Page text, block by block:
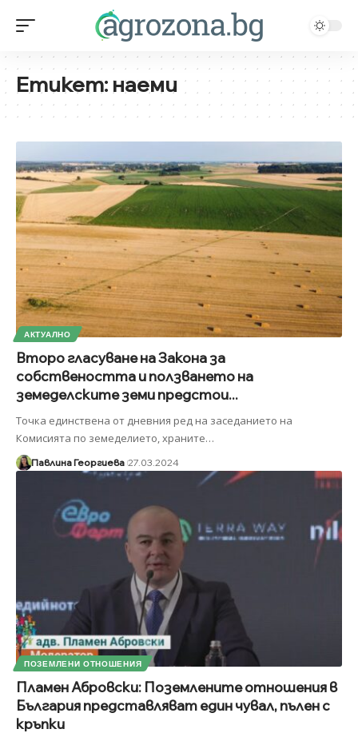
Етикет:наеми
АКТУАЛНО
Второ гласуване на Закона за
собствеността и ползването на
земеделските земи предстои...
Точка единствена от дневния ред на заседанието на
Комисията по земеделието, храните…
Павлина Георгиева 27.03.2024
ПОЗЕМЛЕНИ ОТНОШЕНИЯ
Пламен Абровски: Поземлените отношения в
България представляват един чувал, пълен с
кръпки